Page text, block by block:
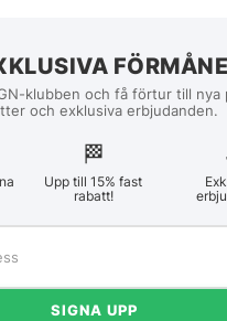
klubben och få förtur till nya
och exklusiva erbjudanden.
🏁︎
Upp till 15% fast
rabatt!
SIGNA UPP